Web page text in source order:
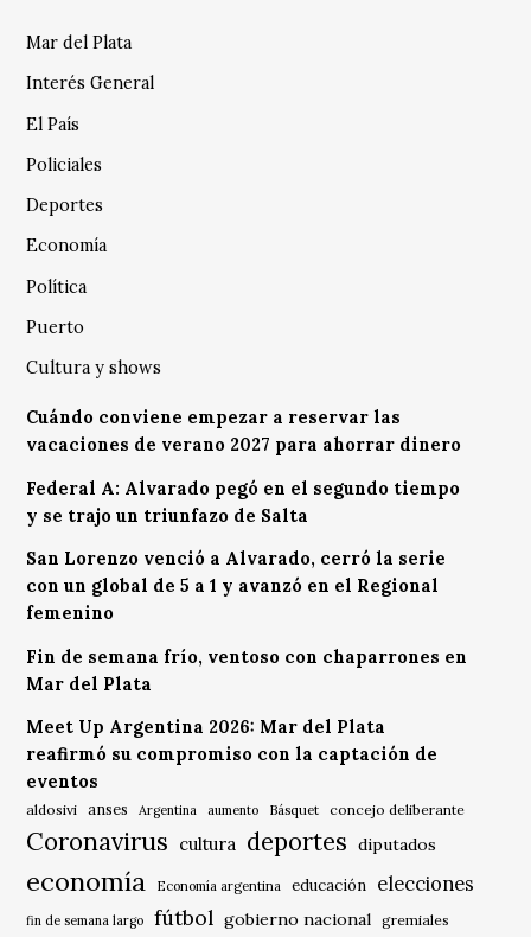
Mar del Plata
Interés General
El País
Policiales
Deportes
Economía
Política
Puerto
Cultura y shows
Cuándo conviene empezar a reservar las
vacaciones de verano 2027 para ahorrar dinero
Federal A: Alvarado pegó en el segundo tiempo
y se trajo un triunfazo de Salta
San Lorenzo venció a Alvarado, cerró la serie
con un global de 5 a 1 y avanzó en el Regional
femenino
Fin de semana frío, ventoso con chaparrones en
Mar del Plata
Meet Up Argentina 2026: Mar del Plata
reafirmó su compromiso con la captación de
eventos
aldosivi anses Argentina aumento Básquet concejo deliberante
Coronavirus cultura deportes diputados
economía Economía argentina educación elecciones
fin de semana largo fútbol gobierno nacional gremiales